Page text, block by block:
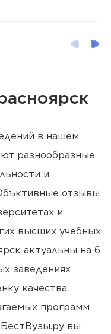
в нашем
разнообразные
и
отзывы
и
высших учебных
актуальны на 6
заведениях
качества
программ
вы